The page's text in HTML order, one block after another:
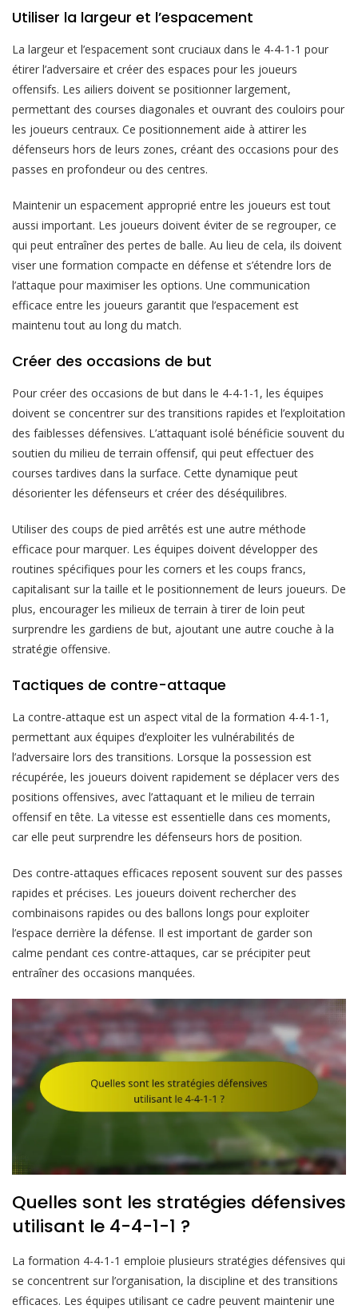
Utiliser la largeur et l’espacement
La largeur et l’espacement sont cruciaux dans le 4-4-1-1 pour
étirer l’adversaire et créer des espaces pour les joueurs
offensifs. Les ailiers doivent se positionner largement,
permettant des courses diagonales et ouvrant des couloirs pour
les joueurs centraux. Ce positionnement aide à attirer les
défenseurs hors de leurs zones, créant des occasions pour des
passes en profondeur ou des centres.
Maintenir un espacement approprié entre les joueurs est tout
aussi important. Les joueurs doivent éviter de se regrouper, ce
qui peut entraîner des pertes de balle. Au lieu de cela, ils doivent
viser une formation compacte en défense et s’étendre lors de
l’attaque pour maximiser les options. Une communication
efficace entre les joueurs garantit que l’espacement est
maintenu tout au long du match.
Créer des occasions de but
Pour créer des occasions de but dans le 4-4-1-1, les équipes
doivent se concentrer sur des transitions rapides et l’exploitation
des faiblesses défensives. L’attaquant isolé bénéficie souvent du
soutien du milieu de terrain offensif, qui peut effectuer des
courses tardives dans la surface. Cette dynamique peut
désorienter les défenseurs et créer des déséquilibres.
Utiliser des coups de pied arrêtés est une autre méthode
efficace pour marquer. Les équipes doivent développer des
routines spécifiques pour les corners et les coups francs,
capitalisant sur la taille et le positionnement de leurs joueurs. De
plus, encourager les milieux de terrain à tirer de loin peut
surprendre les gardiens de but, ajoutant une autre couche à la
stratégie offensive.
Tactiques de contre-attaque
La contre-attaque est un aspect vital de la formation 4-4-1-1,
permettant aux équipes d’exploiter les vulnérabilités de
l’adversaire lors des transitions. Lorsque la possession est
récupérée, les joueurs doivent rapidement se déplacer vers des
positions offensives, avec l’attaquant et le milieu de terrain
offensif en tête. La vitesse est essentielle dans ces moments,
car elle peut surprendre les défenseurs hors de position.
Des contre-attaques efficaces reposent souvent sur des passes
rapides et précises. Les joueurs doivent rechercher des
combinaisons rapides ou des ballons longs pour exploiter
l’espace derrière la défense. Il est important de garder son
calme pendant ces contre-attaques, car se précipiter peut
entraîner des occasions manquées.
Quelles sont les stratégies défensives
utilisant le 4-4-1-1 ?
La formation 4-4-1-1 emploie plusieurs stratégies défensives qui
se concentrent sur l’organisation, la discipline et des transitions
efficaces. Les équipes utilisant ce cadre peuvent maintenir une